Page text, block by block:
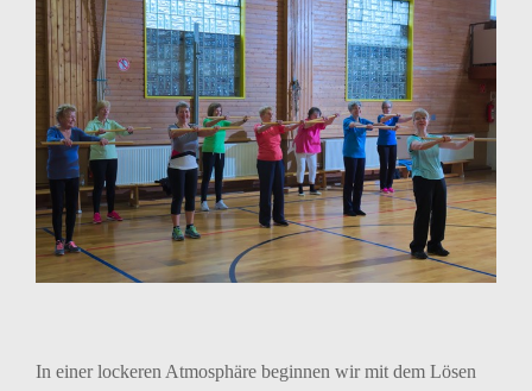
In einer lockeren Atmosphäre beginnen wir mit dem Lösen